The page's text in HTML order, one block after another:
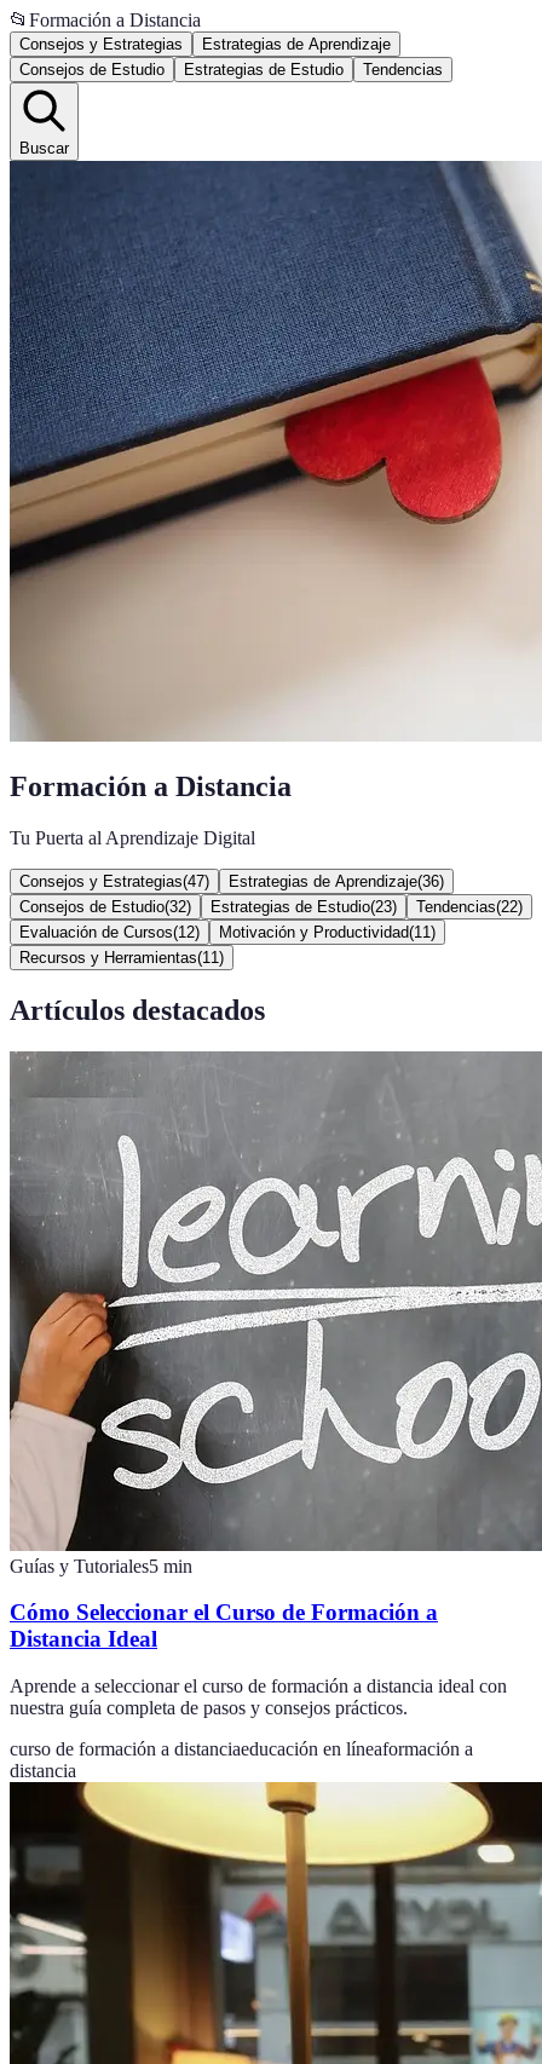
📂 Formación a Distancia
Consejos y Estrategias
Estrategias de Aprendizaje
Consejos de Estudio
Estrategias de Estudio Tendencias
Buscar
Formación a Distancia
Tu Puerta al Aprendizaje Digital
Consejos y Estrategias(47) Estrategias de Aprendizaje(36)
Consejos de Estudio(32) Estrategias de Estudio(23) Tendencias(22)
Evaluación de Cursos(12) Motivación y Productividad(11 )
Recursos y Herramientas(11 )
Artículos destacados
Guías y Tutoriales5 min
Cómo Seleccionar el Curso de Formación a
Distancia Ideal
Aprende a seleccionar el curso de formación a distancia ideal con
nuestra guía completa de pasos y consejos prácticos.
curso de formación a distanciaeducación en líneaformación a
distancia